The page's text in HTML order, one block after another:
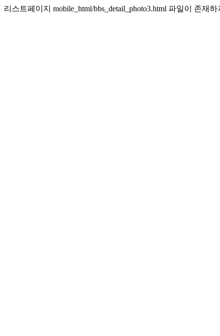
리스트페이지 mobile_html/bbs_detail_photo3.html 파일이 존재